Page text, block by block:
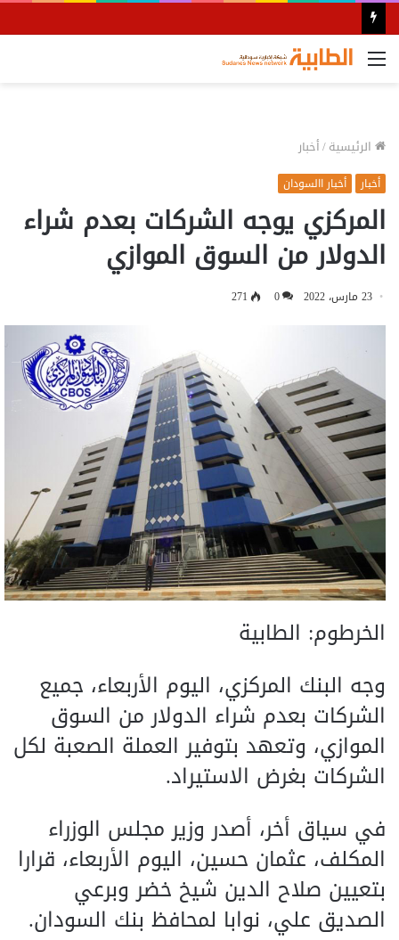
القائمة
الرئيسية/أخبار
أخبار أخبار االسودان
المركزي يوجه الشركات بعدم شراء
الدولار من السوق الموازي
23 مارس، 2022 0
271
الخرطوم: الطابية
وجه البنك المركزي، اليوم الأربعاء، جميع
الشركات بعدم شراء الدولار من السوق
الموازي، وتعهد بتوفير العملة الصعبة لكل
الشركات بغرض الاستيراد.
في سياق أخر، أصدر وزير مجلس الوزراء
المكلف، عثمان حسين، اليوم الأربعاء، قرارا
بتعيين صلاح الدين شيخ خضر وبرعي
الصديق علي، نوابا لمحافظ بنك السودان.